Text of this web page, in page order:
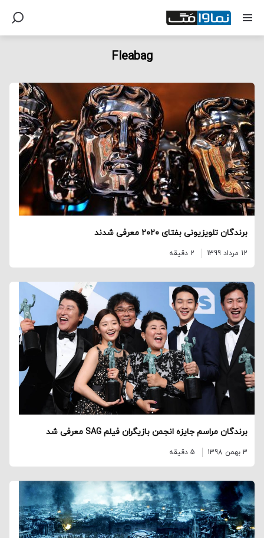
Fleabag
برندگان تلویزیونی بفتای ۲۰۲۰ معرفی شدند
12 مرداد 1399 2 دقیقه
برندگان مراسم جایزه انجمن بازیگران فیلم SAG معرفی شد
3 بهمن 1398 5 دقیقه